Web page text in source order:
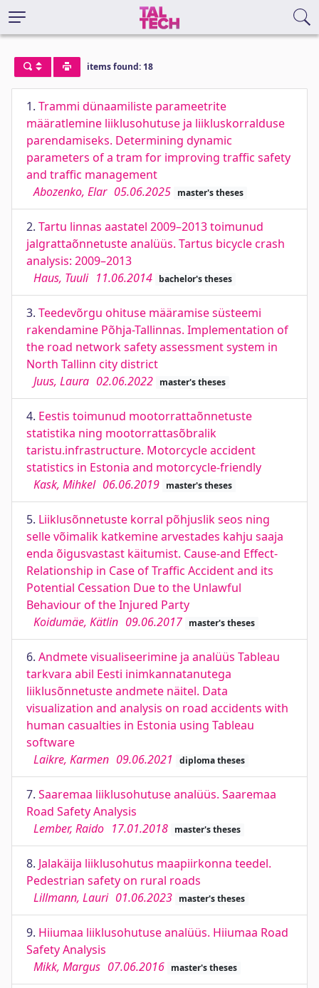
items found: 18
1. Trammi dünaamiliste parameetrite
määratlemine liiklusohutuse ja liikluskorralduse
parendamiseks. Determining dynamic
parameters of a tram for improving traffic safety
and traffic management
Abozenko, Elar 05.06.2025 master's theses
2. Tartu linnas aastatel 2009–2013 toimunud
jalgrattaõnnetuste analüüs. Tartus bicycle crash
analysis: 2009–2013
Haus, Tuuli 11.06.2014 bachelor's theses
3. Teedevõrgu ohituse määramise süsteemi
rakendamine Põhja-Tallinnas. Implementation of
the road network safety assessment system in
North Tallinn city district
Juus, Laura 02.06.2022 master's theses
4. Eestis toimunud mootorrattaõnnetuste
statistika ning mootorrattasõbralik
taristu.infrastructure. Motorcycle accident
statistics in Estonia and motorcycle-friendly
Kask, Mihkel 06.06.2019 master's theses
5. Liiklusõnnetuste korral põhjuslik seos ning
selle võimalik katkemine arvestades kahju saaja
enda õigusvastast käitumist. Cause-and Effect-
Relationship in Case of Traffic Accident and its
Potential Cessation Due to the Unlawful
Behaviour of the Injured Party
Koidumäe, Kätlin 09.06.2017 master's theses
6. Andmete visualiseerimine ja analüüs Tableau
tarkvara abil Eesti inimkannatanutega
liiklusõnnetuste andmete näitel. Data
visualization and analysis on road accidents with
human casualties in Estonia using Tableau
software
Laikre, Karmen 09.06.2021 diploma theses
7. Saaremaa liiklusohutuse analüüs. Saaremaa
Road Safety Analysis
Lember, Raido 17.01.2018 master's theses
8. Jalakäija liiklusohutus maapiirkonna teedel.
Pedestrian safety on rural roads
Lillmann, Lauri 01.06.2023 master's theses
9. Hiiumaa liiklusohutuse analüüs. Hiiumaa Road
Safety Analysis
Mikk, Margus 07.06.2016 master's theses